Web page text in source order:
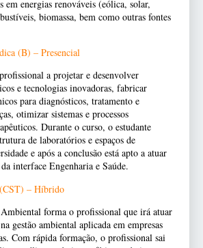
em energias renováveis (eólica, solar,
biomassa, bem como outras fontes
(B) – Presencial
a projetar e desenvolver
e tecnologias inovadoras, fabricar
para diagnósticos, tratamento e
otimizar sistemas e processos
Durante o curso, o estudante
de laboratórios e espaços de
e após a conclusão está apto a atuar
interface Engenharia e Saúde.
– Híbrido
forma o profissional que irá atuar
gestão ambiental aplicada em empresas
Com rápida formação, o profissional sai